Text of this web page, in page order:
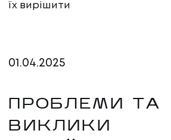
їх вирішити
01 .04.2025
ПРОБЛЕМИ ТА
ВИКЛИКИ